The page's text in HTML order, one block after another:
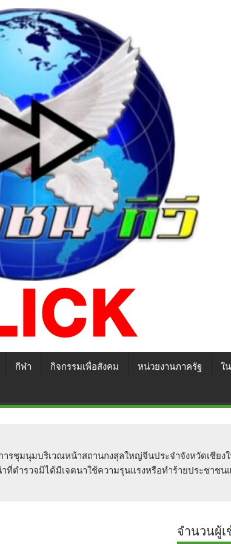
กีฬา กิจกรรมเพื่อสังคม หน่วยงานภาครัฐ ใ
รชุมนุมบริเวณหน้าสถานกงสุลใหญ่จีนประจำจังหวัดเชีย
ตำรวจมิได้มีเจตนาใช้ความรุนแรงหรือทำร้ายประชาชน
จำนวนผู้